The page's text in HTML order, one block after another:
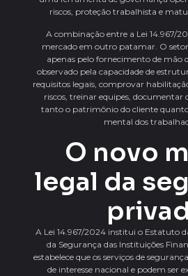
riscos, proteção trabalhista e
A combinação entre a Lei 14.967/
mercado em outro patamar. O setor
apenas pelo fornecimento de mão
observado pela capacidade de
requisitos legais, comprovar
riscos, treinar equipes, documentar
tanto o patrimônio do cliente
mental dos
O novo
legal da
A Lei 14.967/2024 institui o Estatuto
da Segurança das Instituições
estabelece que os serviços de
de interesse nacional e podem ser